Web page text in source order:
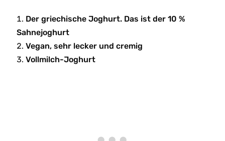
Der griechische Joghurt. Das ist der 10 %
Sahnejoghurt
Vegan, sehr lecker und cremig
Vollmilch-Joghurt